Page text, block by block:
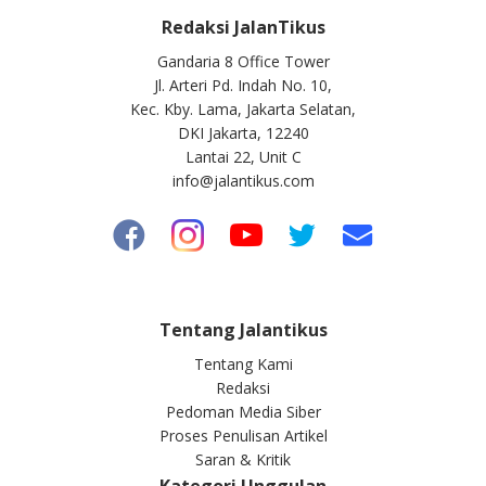
Redaksi JalanTikus
Gandaria 8 Office Tower
Jl. Arteri Pd. Indah No. 10,
Kec. Kby. Lama, Jakarta Selatan,
DKI Jakarta, 12240
Lantai 22, Unit C
info@jalantikus.com
Tentang Jalantikus
Tentang Kami
Redaksi
Pedoman Media Siber
Proses Penulisan Artikel
Saran & Kritik